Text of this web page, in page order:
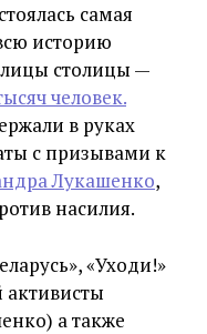
самая
историю
столицы —
человек.
в руках
с призывами к
Лукашенко,
насилия.
«Уходи!»
активисты
а также